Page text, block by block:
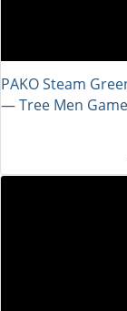
PAKO Steam
― Tree Men